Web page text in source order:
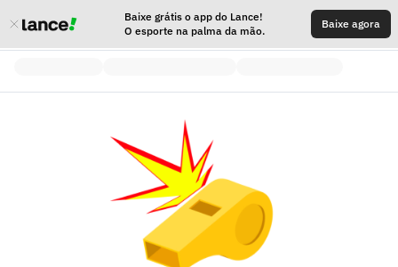
Baixe grátis o app do Lance!
O esporte na palma da mão.
Baixe agora